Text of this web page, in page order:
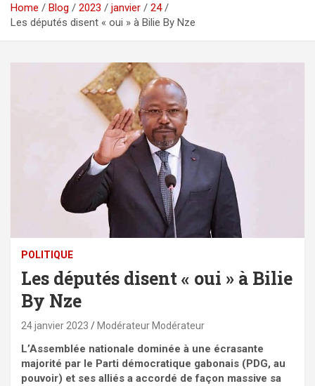
Home Blog 2023 janvier
24
Les députés disent « oui » à Bilie By Nze
POLITIQUE
Les députés disent « oui » à Bilie
By Nze
24 janvier 2023 Modérateur Modérateur
L’Assemblée nationale dominée à une écrasante
majorité par le Parti démocratique gabonais (PDG, au
pouvoir) et ses alliés a accordé de façon massive sa